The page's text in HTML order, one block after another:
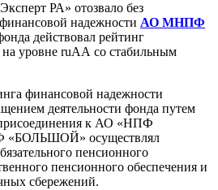
РА» отозвало без
финансовой надежности АО МНПФ
действовал рейтинг
уровне ruAА со стабильным
финансовой надежности
деятельности фонда путем
к АО «НПФ
осуществлял
пенсионного
пенсионного обеспечения и
сбережений.